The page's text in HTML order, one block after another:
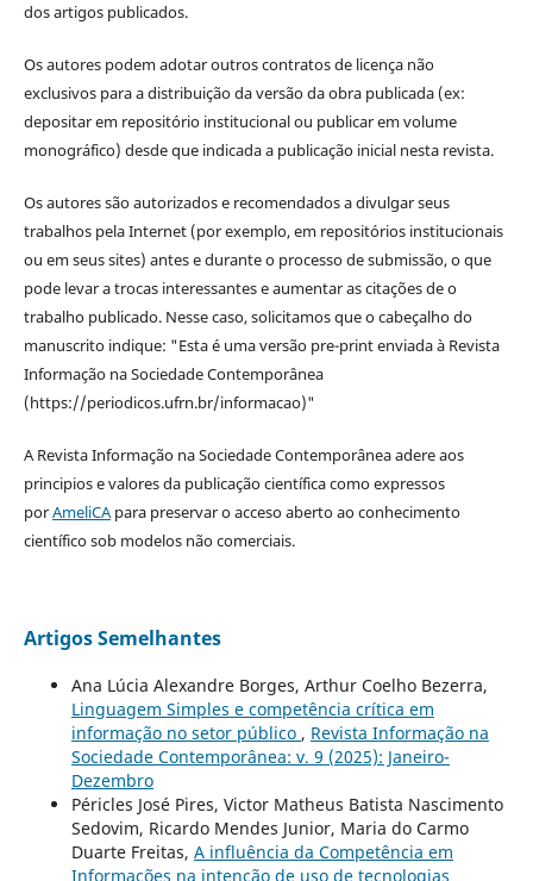
dos artigos publicados.
Os autores podem adotar outros contratos de licença não
exclusivos para a distribuição da versão da obra publicada (ex:
depositar em repositório institucional ou publicar em volume
monográfico) desde que indicada a publicação inicial nesta revista.
Os autores são autorizados e recomendados a divulgar seus
trabalhos pela Internet (por exemplo, em repositórios institucionais
ou em seus sites) antes e durante o processo de submissão, o que
pode levar a trocas interessantes e aumentar as citações de o
trabalho publicado. Nesse caso, solicitamos que o cabeçalho do
manuscrito indique: "Esta é uma versão pre-print enviada à Revista
Informação na Sociedade Contemporânea
(https://periodicos.ufrn.br/informacao)"
A Revista Informação na Sociedade Contemporânea adere aos
principios e valores da publicação científica como expressos
porAmeliCApara preservar o acceso aberto ao conhecimento
científico sob modelos não comerciais.
Artigos Semelhantes
Ana Lúcia Alexandre Borges, Arthur Coelho Bezerra,
Linguagem Simples e competência crítica em
informação no setor público , Revista Informação na
Sociedade Contemporânea: v. 9 (2025): Janeiro-
Dezembro
Péricles José Pires, Victor Matheus Batista Nascimento
Sedovim, Ricardo Mendes Junior, Maria do Carmo
Duarte Freitas, A influência da Competência em
Informações na intenção de uso de tecnologias